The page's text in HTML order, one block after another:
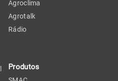
Agroclima
Agrotalk
Rádio
Produtos